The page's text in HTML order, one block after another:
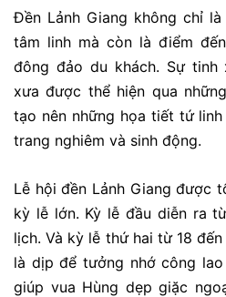
Đền Lảnh Giang không chỉ
tâm linh mà còn là điểm
đông đảo du khách. Sự tinh
xưa được thể hiện qua
tạo nên những họa tiết tứ linh
trang nghiêm và sinh động.
Lễ hội đền Lảnh Giang được
kỳ lễ lớn. Kỳ lễ đầu diễn ra
lịch. Và kỳ lễ thứ hai từ 18
là dịp để tưởng nhớ công
giúp vua Hùng dẹp giặc